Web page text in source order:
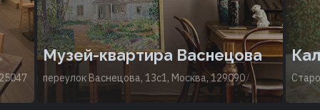
Музей-квартира Васнецова
переулок Васнецова, 13с1, Москва, 129090